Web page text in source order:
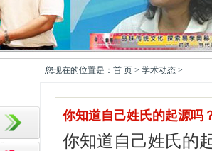
您现在的位置是：首 页 > 学术动态 >
你知道自己姓氏的起源吗
你知道自己姓氏的